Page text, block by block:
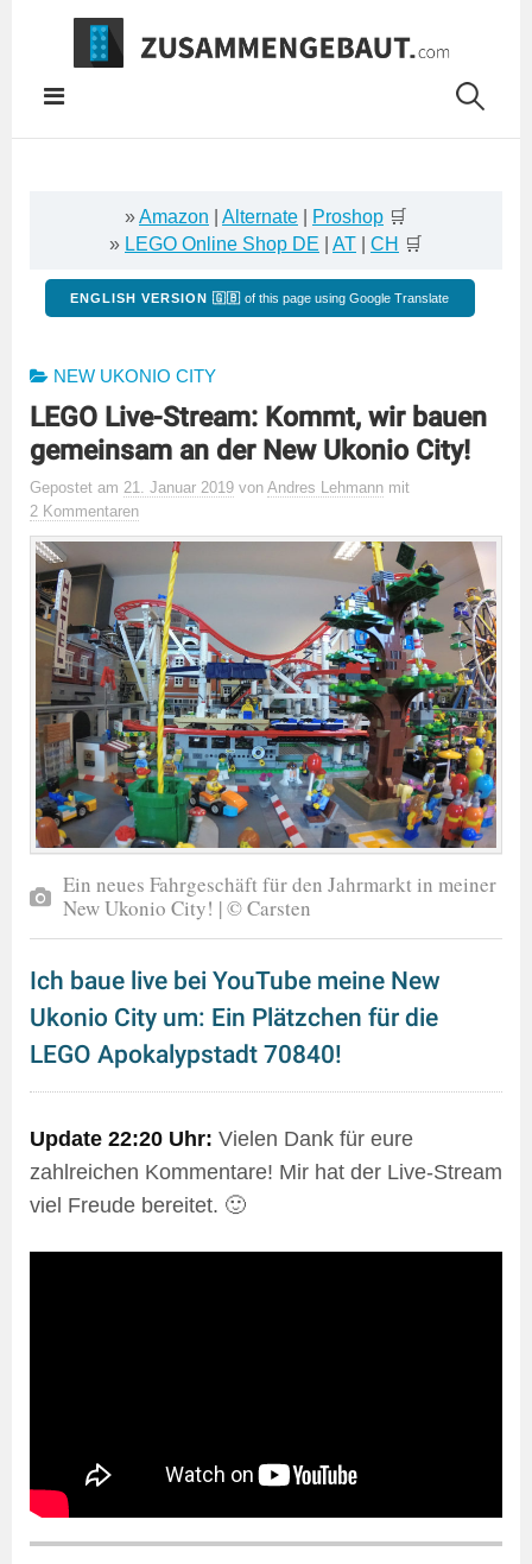
Springe
Inhalt
»Amazon Alternate Proshop 🛒
» LEGO Online Shop DE AT CH 🛒
ENGLISH VERSION 🇬🇧 of this page using Google Translate
NEW UKONIO CITY
LEGO Live-Stream: Kommt, wir bauen
gemeinsam an der New Ukonio City!
Gepostet am 21. Januar 2019 von Andres Lehmann mit
2 Kommentaren
Ein neues Fahrgeschäft für den Jahrmarkt in meiner
New Ukonio City! | © Carsten
Ich baue live bei YouTube meine New
Ukonio City um: Ein Plätzchen für die
LEGO Apokalypstadt 70840!
Update 22:20 Uhr: Vielen Dank für eure
zahlreichen Kommentare! Mir hat der Live-Stream
viel Freude bereitet. 🙂